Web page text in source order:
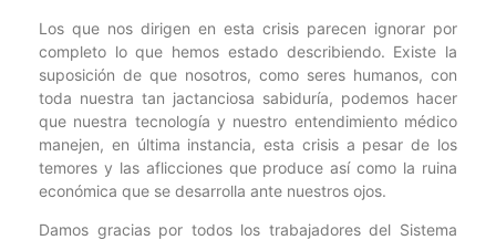
Los que nos dirigen en esta crisis parecen ignorar por
completo lo que hemos estado describiendo. Existe la
suposición de que nosotros, como seres humanos, con
toda nuestra tan jactanciosa sabiduría, podemos hacer
que nuestra tecnología y nuestro entendimiento médico
manejen, en última instancia, esta crisis a pesar de los
temores y las aflicciones que produce así como la ruina
económica que se desarrolla ante nuestros ojos.
Damos gracias por todos los trabajadores del Sistema